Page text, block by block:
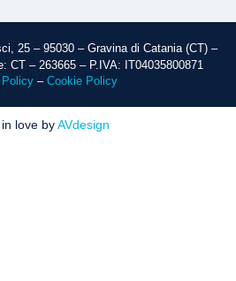
25 – 95030 – Gravina di Catania (CT) –
CT – 263665 – P.IVA: IT04035800871
– Cookie Policy
love byAVdesign